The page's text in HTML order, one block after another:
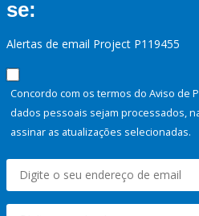
se:
Alertas de email Project P119455
Concordo com os termos do Aviso de
dados pessoais sejam processados,
assinar as atualizações selecionadas.